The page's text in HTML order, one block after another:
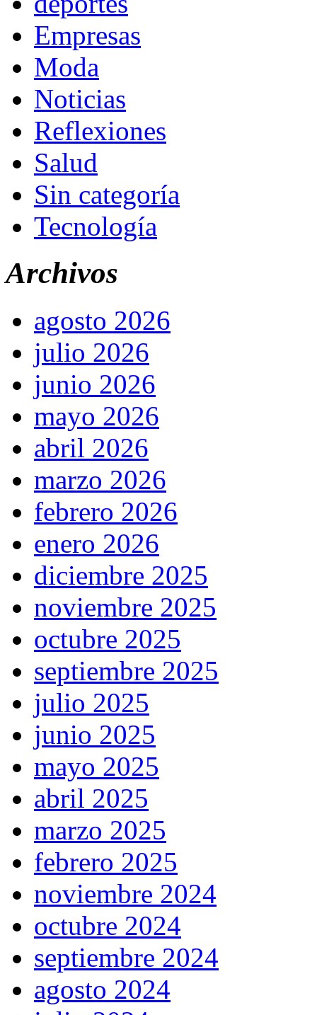
Empresas
Moda
Noticias
Reflexiones
Salud
Sin categoría
Tecnología
Archivos
agosto 2026
julio 2026
junio 2026
mayo 2026
abril 2026
marzo 2026
febrero 2026
enero 2026
diciembre 2025
noviembre 2025
octubre 2025
septiembre 2025
julio 2025
junio 2025
mayo 2025
abril 2025
marzo 2025
febrero 2025
noviembre 2024
octubre 2024
septiembre 2024
agosto 2024